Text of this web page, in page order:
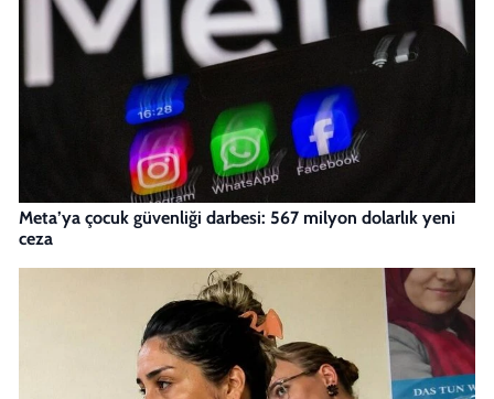
Meta’ya çocuk güvenliği darbesi: 567 milyon dolarlık yeni
ceza